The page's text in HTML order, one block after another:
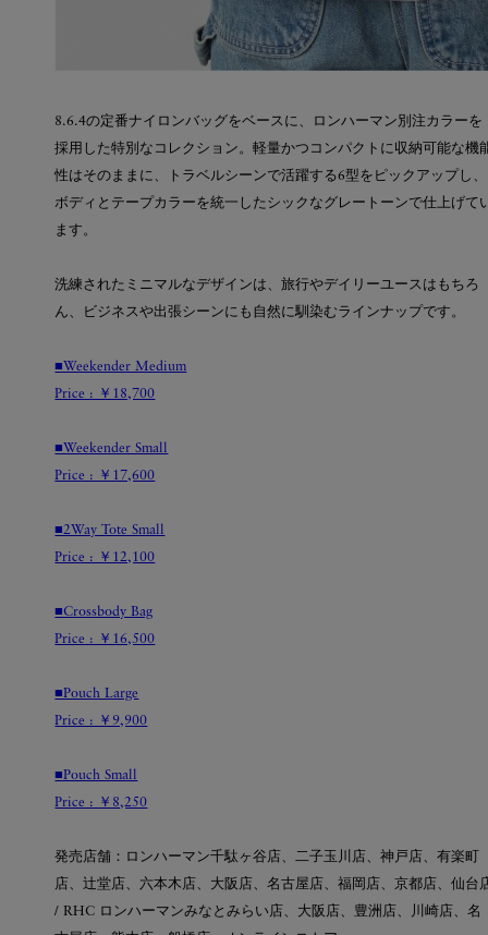
8.6.4の定番ナイロンバッグをベースに、ロンハーマン別注カラーを
採用した特別なコレクション。軽量かつコンパクトに収納可能な機
性はそのままに、トラベルシーンで活躍する6型をピックアップし、
ボディとテープカラーを統一したシックなグレートーンで仕上げて
ます。
洗練されたミニマルなデザインは、旅行やデイリーユースはもちろ
ん、ビジネスや出張シーンにも自然に馴染むラインナップです。
■Weekender Medium
Price : ￥18,700
■Weekender Small
Price : ￥17,600
■2Way Tote Small
Price : ￥12,100
■Crossbody Bag
Price : ￥16,500
■Pouch Large
Price : ￥9,900
■Pouch Small
Price : ￥8,250
発売店舗：ロンハーマン千駄ヶ谷店、二子玉川店、神戸店、有楽町
店、辻堂店、六本木店、大阪店、名古屋店、福岡店、京都店、仙台
/ RHC ロンハーマンみなとみらい店、大阪店、豊洲店、川崎店、名